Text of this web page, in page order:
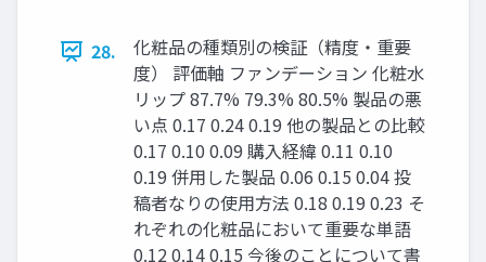
28.
化粧品の種類別の検証（精度・重要
度） 評価軸 ファンデーション 化粧水
リップ 87.7% 79.3% 80.5% 製品の悪
い点 0.17 0.24 0.19 他の製品との比較
0.17 0.10 0.09 購入経緯 0.11 0.10
0.19 併用した製品 0.06 0.15 0.04 投
稿者なりの使用方法 0.18 0.19 0.23 そ
れぞれの化粧品において重要な単語
0.12 0.14 0.15 今後のことについて書